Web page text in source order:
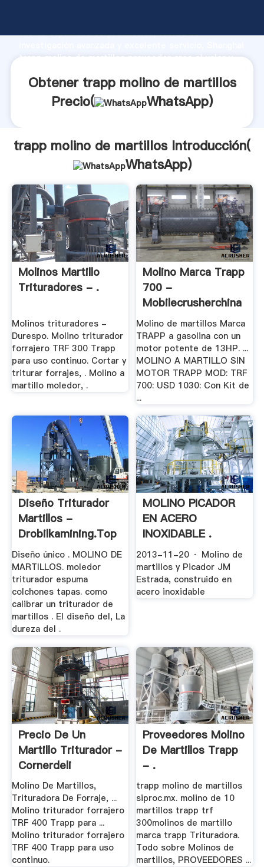
fuerte capacidad de producción, fuerza de
trapp molino de martillos proveedor crea el valor y
Obtener trapp molino de martillos
Precio(
WhatsApp)
trapp molino de martillos Introducción(
WhatsApp)
Molinos Martillo
Trituradores - .
Molinos trituradores -
Durespo. Molino triturador
forrajero TRF 300 Trapp
para uso continuo. Cortar y
triturar forrajes, . Molino a
martillo moledor, .
Molino Marca Trapp
700 -
Mobilecrusherchina
Molino de martillos Marca
TRAPP a gasolina con un
motor potente de 13HP. ...
MOLINO A MARTILLO SIN
MOTOR TRAPP MOD: TRF
700: USD 1030: Con Kit de
...
Diseño Triturador
Martillos -
Drobilkamining.top
Diseño único . MOLINO DE
MARTILLOS. moledor
triturador espuma
colchones tapas. como
calibrar un triturador de
martillos . El diseño del, La
dureza del .
MOLINO PICADOR
EN ACERO
INOXIDABLE .
2013-11-20 · Molino de
martillos y Picador JM
Estrada, construido en
acero inoxidable
Precio De Un
Martillo Triturador -
Cornerdeli
Molino De Martillos,
Trituradora De Forraje, ...
Molino triturador forrajero
TRF 400 Trapp para ...
Molino triturador forrajero
TRF 400 Trapp para uso
continuo.
Proveedores Molino
De Martillos Trapp
- .
trapp molino de martillos
siproc.mx. molino de 10
martillos trapp trf
300molinos de martillo
marca trapp Trituradora.
Todo sobre Molinos de
martillos, PROVEEDORES ...